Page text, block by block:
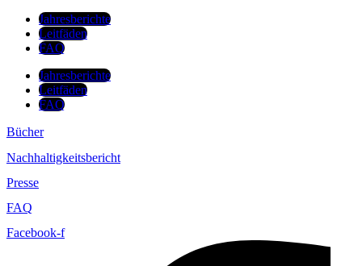
Jahresberichte
Leitfäden
FAQ
Jahresberichte
Leitfäden
FAQ
Bücher
Nachhaltigkeitsbericht
Presse
FAQ
Facebook-f